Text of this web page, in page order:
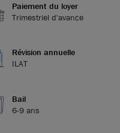
Paiement du loyer
Trimestriel d'avance
Révision annuelle
ILAT
Bail
6-9 ans